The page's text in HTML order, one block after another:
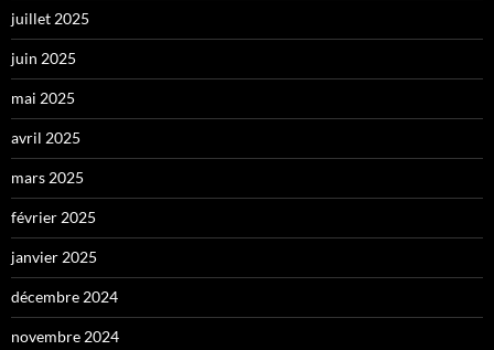
juillet 2025
juin 2025
mai 2025
avril 2025
mars 2025
février 2025
janvier 2025
décembre 2024
novembre 2024